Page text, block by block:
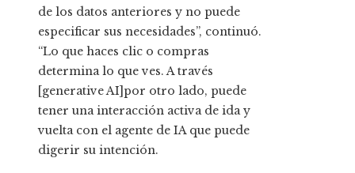
de los datos anteriores y no puede
especificar sus necesidades”, continuó.
“Lo que haces clic o compras
determina lo que ves. A través
[generative AI]por otro lado, puede
tener una interacción activa de ida y
vuelta con el agente de IA que puede
digerir su intención.